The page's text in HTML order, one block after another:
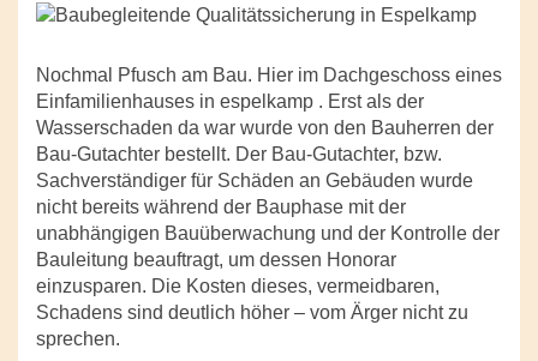
Nochmal Pfusch am Bau. Hier im Dachgeschoss eines
Einfamilienhauses in espelkamp . Erst als der
Wasserschaden da war wurde von den Bauherren der
Bau-Gutachter bestellt. Der Bau-Gutachter, bzw.
Sachverständiger für Schäden an Gebäuden wurde
nicht bereits während der Bauphase mit der
unabhängigen Bauüberwachung und der Kontrolle der
Bauleitung beauftragt, um dessen Honorar
einzusparen. Die Kosten dieses, vermeidbaren,
Schadens sind deutlich höher – vom Ärger nicht zu
sprechen.